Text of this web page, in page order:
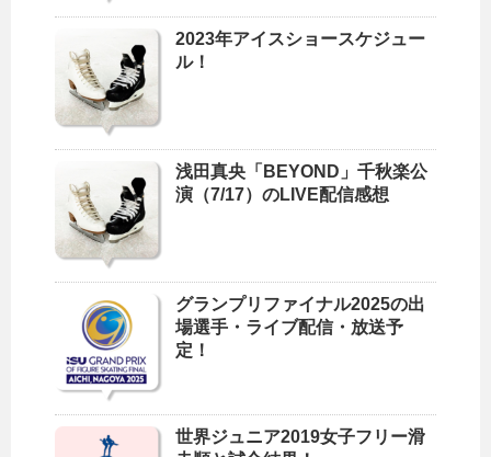
2023年アイスショースケジュー
ル！
浅田真央「BEYOND」千秋楽公
演（7/17）のLIVE配信感想
グランプリファイナル2025の出
場選手・ライブ配信・放送予
定！
世界ジュニア2019女子フリー滑